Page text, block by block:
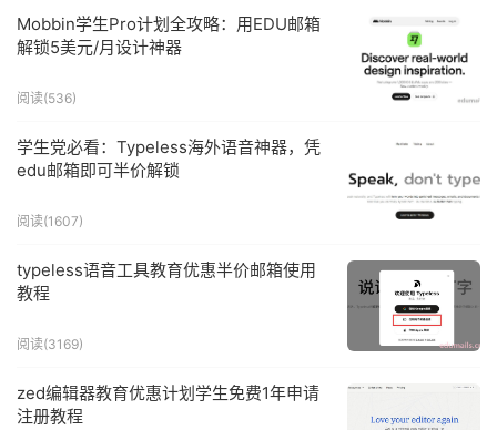
Mobbin学生Pro计划全攻略：用EDU邮箱
解锁5美元/月设计神器
阅读(536)
学生党必看：Typeless海外语音神器，凭
edu邮箱即可半价解锁
阅读(1607)
typeless语音工具教育优惠半价邮箱使用
教程
阅读(3169)
zed编辑器教育优惠计划学生免费1年申请
注册教程